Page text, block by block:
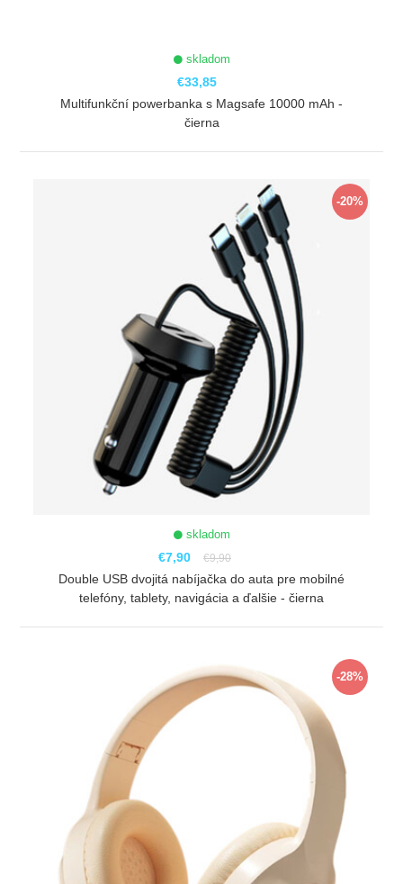
skladom
€33,85
Multifunkční powerbanka s Magsafe 10000 mAh -
čierna
-20%
skladom
€7,90 €9,90
Double USB dvojitá nabíjačka do auta pre mobilné
telefóny, tablety, navigácia a ďalšie - čierna
-28%